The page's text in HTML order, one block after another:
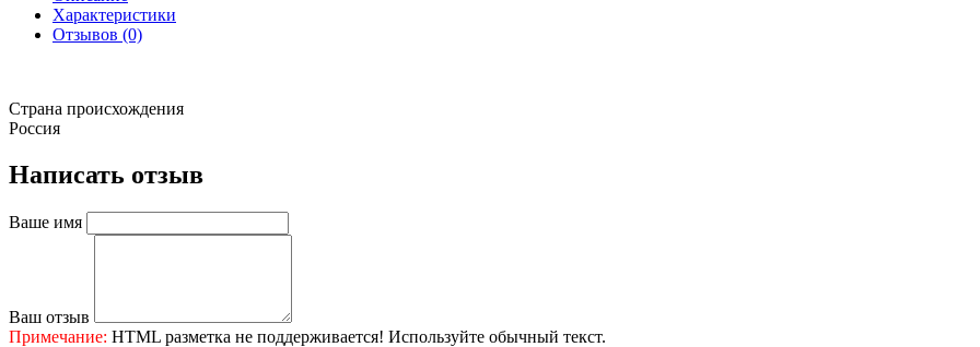
Характеристики
Отзывов (0)
Страна происхождения
Россия
Написать отзыв
Ваше имя
Ваш отзыв
Примечание: HTML разметка не поддерживается! Используйте обычный текст.